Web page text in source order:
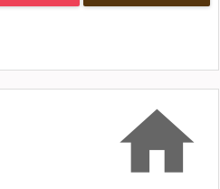
